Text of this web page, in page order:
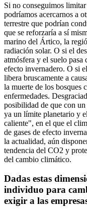
Si no conseguimos
podríamos acercarnos a
terrestre que podrían
que se reforzaría a sí
marino del Ártico, la
radiación solar. O si el
atmósfera y el suelo pasa
efecto invernadero. O si
libera bruscamente a
la muerte de los bosques
enfermedades.
posibilidad de que con un
ya un límite planetario y
caliente", en el que el
de gases de efecto
la actualidad, aún
tendencia del CO2 y
del cambio climático.
Dadas estas
individuo para
exigir a las